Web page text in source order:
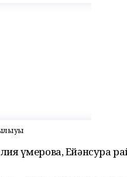
Ғүмерова, Ейәнсура